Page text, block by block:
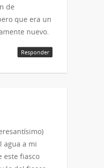
de
que era un
nuevo.
Responder
agua a mi
este fiasco